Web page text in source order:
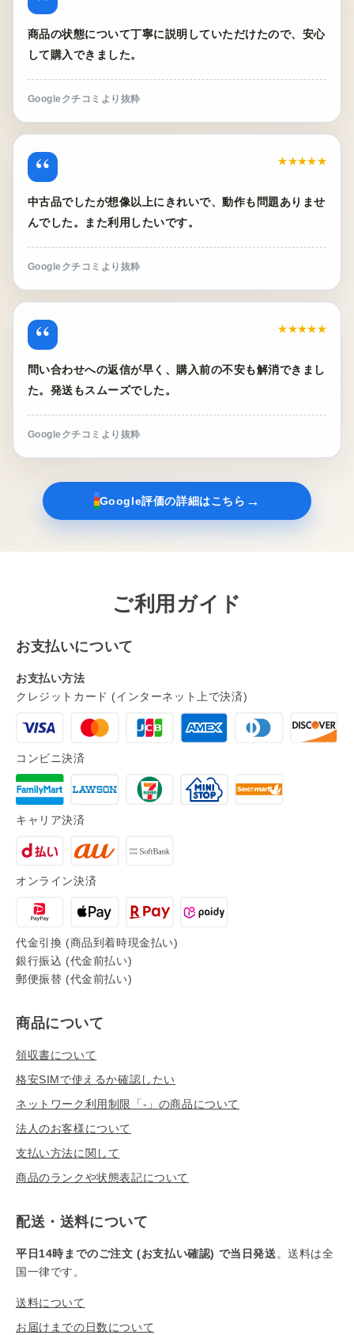
商品の状態について丁寧に説明していただけたので、安心
して購入できました。
Googleクチコミより抜粋
“ ★★★★★
中古品でしたが想像以上にきれいで、動作も問題ありませ
んでした。また利用したいです。
Googleクチコミより抜粋
“ ★★★★★
問い合わせへの返信が早く、購入前の不安も解消できまし
た。発送もスムーズでした。
Googleクチコミより抜粋
Google評価の詳細はこちら →
ご利用ガイド
お支払いについて
お支払い方法
クレジットカード (インターネット上で決済)
コンビニ決済
キャリア決済
オンライン決済
代金引換 (商品到着時現金払い)
銀行振込 (代金前払い)
郵便振替 (代金前払い)
商品について
領収書について
格安SIMで使えるか確認したい
ネットワーク利用制限「-」の商品について
法人のお客様について
支払い方法に関して
商品のランクや状態表記について
配送・送料について
平日14時までのご注文 (お支払い確認) で当日発送。送料は全
国一律です。
送料について
お届けまでの日数について